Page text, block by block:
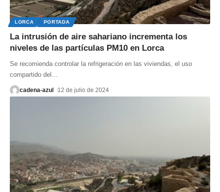
LORCA PORTADA
La intrusión de aire sahariano incrementa los
niveles de las partículas PM10 en Lorca
Se recomienda controlar la refrigeración en las viviendas, el uso
compartido del …
cadena-azul 12 de julio de 2024